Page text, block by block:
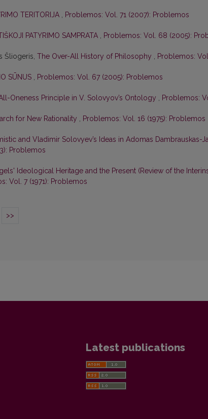
TERITORIJA , Problemos: Vol. 71 (2007): Problemos
PATYRIMO SAMPRATA , Problemos: Vol. 68 (2005):
Šliogeris, The Over-All History of Philosophy , Problemos:
SŪNUS , Problemos: Vol. 67 (2005): Problemos
Oneness Principle in V. Solovyov’s Ontology , Problemos:
for New Rationality , Problemos: Vol. 16 (1975): Problemos
and Vladimir Solovyev’s Ideas in Adomas Dambrauskas-
Problemos
Ideological Heritage and the Present (Review of the
Vol. 7 (1971): Problemos
>>
Latest publications